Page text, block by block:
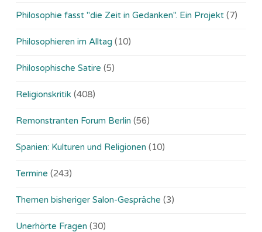
Philosophie fasst "die Zeit in Gedanken". Ein Projekt (7)
Philosophieren im Alltag (10)
Philosophische Satire (5)
Religionskritik (408)
Remonstranten Forum Berlin (56)
Spanien: Kulturen und Religionen (10)
Termine (243)
Themen bisheriger Salon-Gespräche (3)
Unerhörte Fragen (30)